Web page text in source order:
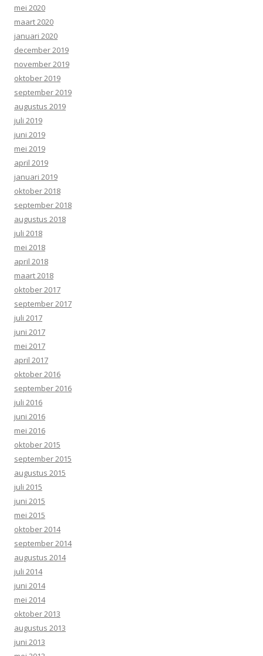
mei 2020
maart 2020
januari 2020
december 2019
november 2019
oktober 2019
september 2019
augustus 2019
juli 2019
juni 2019
mei 2019
april 2019
januari 2019
oktober 2018
september 2018
augustus 2018
juli 2018
mei 2018
april 2018
maart 2018
oktober 2017
september 2017
juli 2017
juni 2017
mei 2017
april 2017
oktober 2016
september 2016
juli 2016
juni 2016
mei 2016
oktober 2015
september 2015
augustus 2015
juli 2015
juni 2015
mei 2015
oktober 2014
september 2014
augustus 2014
juli 2014
juni 2014
mei 2014
oktober 2013
augustus 2013
juni 2013